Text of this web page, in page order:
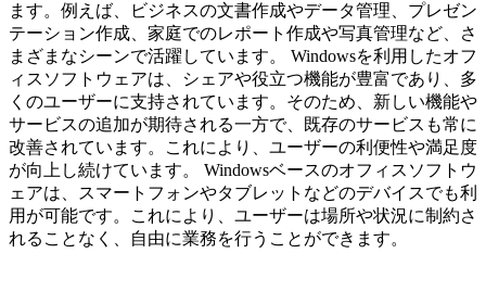
ます。例えば、ビジネスの文書作成やデータ管理、プレゼン
テーション作成、家庭でのレポート作成や写真管理など、さ
まざまなシーンで活躍しています。 Windowsを利用したオフ
ィスソフトウェアは、シェアや役立つ機能が豊富であり、多
くのユーザーに支持されています。そのため、新しい機能や
サービスの追加が期待される一方で、既存のサービスも常に
改善されています。これにより、ユーザーの利便性や満足度
が向上し続けています。 Windowsベースのオフィスソフトウ
ェアは、スマートフォンやタブレットなどのデバイスでも利
用が可能です。これにより、ユーザーは場所や状況に制約さ
れることなく、自由に業務を行うことができます。